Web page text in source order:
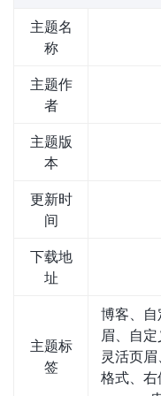
主题名
称
主题作
者
主题版
本
更新时
间
下载地
址
主题标
签
博客、
眉、自定
灵活页
格式、右